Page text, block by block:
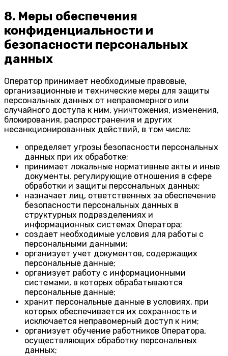
8. Меры обеспечения
конфиденциальности и
безопасности персональных
данных
Оператор принимает необходимые правовые,
организационные и технические меры для защиты
персональных данных от неправомерного или
случайного доступа к ним, уничтожения, изменения,
блокирования, распространения и других
несанкционированных действий, в том числе:
определяет угрозы безопасности персональных
данных при их обработке;
принимает локальные нормативные акты и иные
документы, регулирующие отношения в сфере
обработки и защиты персональных данных;
назначает лиц, ответственных за обеспечение
безопасности персональных данных в
структурных подразделениях и
информационных системах Оператора;
создает необходимые условия для работы с
персональными данными;
организует учет документов, содержащих
персональные данные;
организует работу с информационными
системами, в которых обрабатываются
персональные данные;
хранит персональные данные в условиях, при
которых обеспечивается их сохранность и
исключается неправомерный доступ к ним;
организует обучение работников Оператора,
осуществляющих обработку персональных
данных;